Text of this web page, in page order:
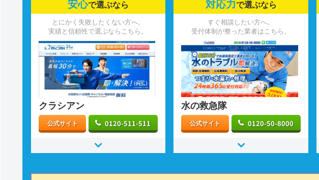
安心で選ぶなら
とにかく失敗したくない方へ。
実績と信頼性で選ぶならこちら。
クラシアン
公式サイト 0120-511-511
対応力で選ぶなら
すぐ相談したい方へ。
受付体制が整った業者はこちら。
水の救急隊
公式サイト 0120-50-8000